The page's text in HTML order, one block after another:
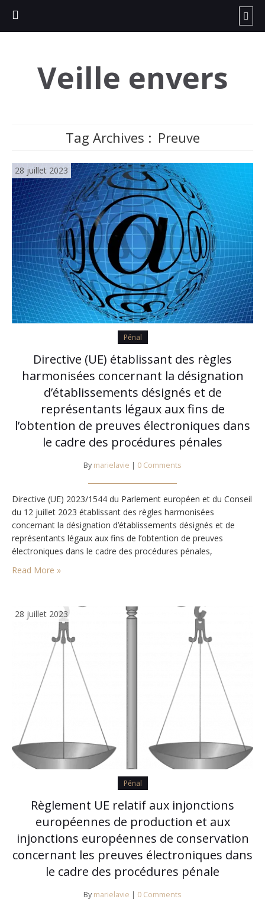
Veille envers
Tag Archives : Preuve
28 juillet 2023
Pénal
Directive (UE) établissant des règles
harmonisées concernant la désignation
d’établissements désignés et de
représentants légaux aux fins de
l’obtention de preuves électroniques dans
le cadre des procédures pénales
By marielavie | 0 Comments
Directive (UE) 2023/1544 du Parlement européen et du Conseil
du 12 juillet 2023 établissant des règles harmonisées
concernant la désignation d’établissements désignés et de
représentants légaux aux fins de l’obtention de preuves
électroniques dans le cadre des procédures pénales,
ELI: http://data.europa.eu/eli/dir/2023/1544/oj
Read More »
28 juillet 2023
Pénal
Règlement UE relatif aux injonctions
européennes de production et aux
injonctions européennes de conservation
concernant les preuves électroniques dans
le cadre des procédures pénale
By marielavie | 0 Comments